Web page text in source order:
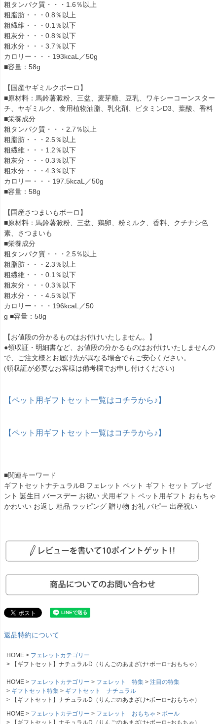
粗タンパク質・・・1.6％以上
粗脂肪・・・0.8％以上
粗繊維・・・0.1％以下
粗灰分・・・0.8％以下
粗水分・・・3.7％以下
カロリー・・・193kcaL／50g
■容量：58g
【国産ヤギミルクボーロ】
■原材料：馬鈴薯澱粉、三盆、麦芽糖、豆乳、ワキシーコーンスター
チ、ヤギミルク、食用植物油脂、乳化剤、ビタミンD3、葉酸、香料
■栄養成分
粗タンパク質・・・2.7％以上
粗脂肪・・・2.5％以上
粗繊維・・・1.2％以下
粗灰分・・・0.3％以下
粗水分・・・4.3％以下
カロリー・・・197.5kcaL／50g
■容量：58g
【国産さつまいもボーロ】
■原材料：馬鈴薯澱粉、三盆、鶏卵、粉ミルク、香料、クチナシ色
素、さつまいも
■栄養成分
粗タンパク質・・・2.5％以上
粗脂肪・・・2.3％以上
粗繊維・・・0.1％以下
粗灰分・・・0.3％以下
粗水分・・・4.5％以下
カロリー・・・196kcaL／50
g ■容量：58g
【お値段の分かるものはお付けいたしません。】
●領収証・明細書など、お値段の分かるものはお付けいたしませんの
で、ご注文様とお届け先が異なる場合でもご安心ください。
(領収証が必要なお客様は備考欄でお申し付けください)
【ペット用ギフトセット一覧はコチラから♪】
【ペット用ギフトセット一覧はコチラから♪】
■関連キーワード
ギフトセットナチュラルB フェレット ペット ギフト セット プレゼ
ント 誕生日 バースデー お祝い 犬用ギフト ペット用ギフト おもちゃ
かわいい お返し 粗品 ラッピング 贈り物 お礼 パピー 出産祝い
返品特約について
HOME
フェレットカテゴリー
【ギフトセット】ナチュラルD（りんごのあまざけ+ボーロ+おもちゃ）
HOME フェレットカテゴリー フェレット 特集
注目の特集
ギフトセット特集
ギフトセット ナチュラル
【ギフトセット】ナチュラルD（りんごのあまざけ+ボーロ+おもちゃ）
HOME
フェレットカテゴリー フェレット おもちゃ
ボール
【ギフトセット】ナチュラルD（りんごのあまざけ+ボーロ+おもちゃ）